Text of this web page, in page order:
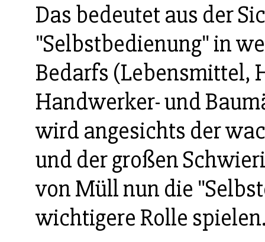
Das bedeutet aus der
"Selbstbedienung" in
Bedarfs (Lebensmittel,
Handwerker- und
wird angesichts der
und der großen
von Müll nun die
wichtigere Rolle